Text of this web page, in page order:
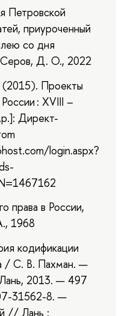
Петровской
приуроченный
со дня
Д. О., 2022
Проекты
: XVIII –
Директ-
login.aspx?
права в России,
1968
кодификации
/ С. В. Пахман. —
2013. — 497
31562-8. —
// Лань :